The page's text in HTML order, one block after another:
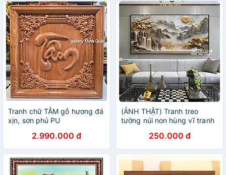
Tranh chữ TÂM gỗ hương đá
xịn, sơn phủ PU
2.990.000 đ
(ẢNH THẬT) Tranh treo
tường núi non hùng vĩ tranh
quà tân gia250.000 đ